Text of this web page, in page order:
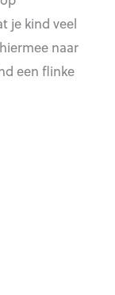
je kind veel
naar
een flinke